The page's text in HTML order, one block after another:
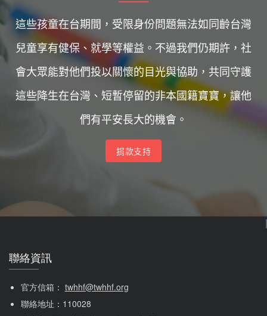
這些孩童在台期間，受限身份問題無法如同齡台灣
兒童享有健保、就學等權益。不過我們仍期許，社
會大眾能對他們投以關懷的目光與協助，共同守護
這些降生在台灣、短暫停留的非本國籍寶寶，讓他
們有平安長大的機會。
捐款支持
聯絡資訊
官方信箱： twhhf@twhhf.org
聯絡地址：110028